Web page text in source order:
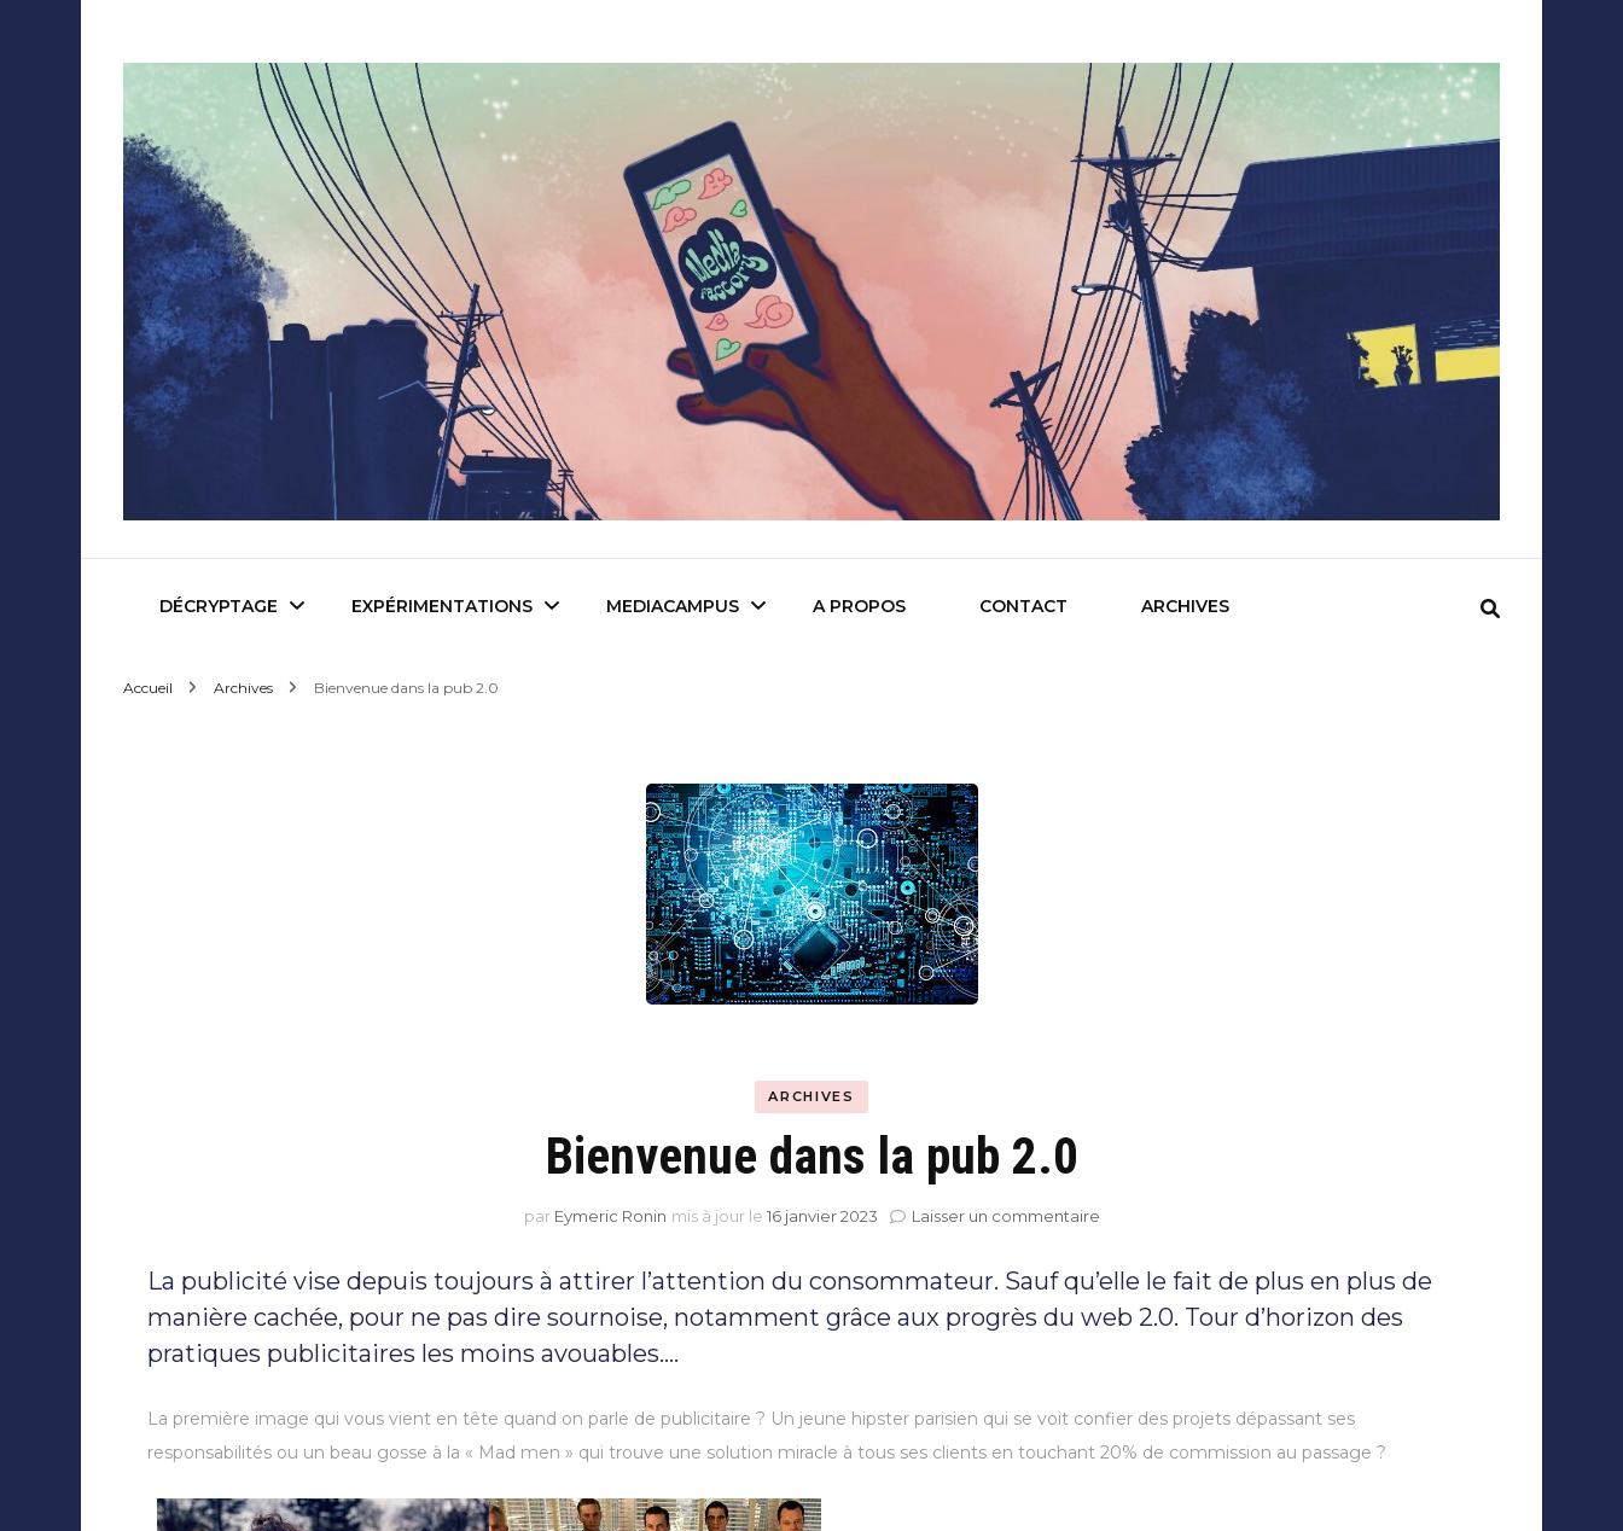
Mediafactory – Le blog des étudiants d'Audencia SciencesCom
DÉCRYPTAGE EXPÉRIMENTATIONS
L’IA dans tous ses
états
Com’Inside
Hyblab
Hermine social media
MEDIACAMPUS
News du Campus
Entreprises du
Mediacampus
A PROPOS CONTACT ARCHIVES
Accueil Archives Bienvenue dans la pub 2.0
ARCHIVES
Bienvenue dans la pub 2.0
par Eymeric Ronin mis à jour le 16 janvier 2023 Laisser un commentairesur
la
pub
La publicité vise depuis toujours à attirer l’attention du consommateur. Sauf qu’elle le fait de plus en plus de
manière cachée, pour ne pas dire sournoise, notamment grâce aux progrès du web 2.0. Tour d’horizon des
pratiques publicitaires les moins avouables….
La première image qui vous vient en tête quand on parle de publicitaire ? Un jeune hipster parisien qui se voit confier des projets dépassant ses
responsabilités ou un beau gosse à la « Mad men » qui trouve une solution miracle à tous ses clients en touchant 20% de commission au passage ?